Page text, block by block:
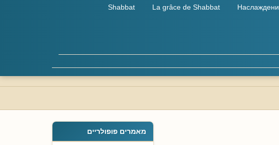
La grâce de Shabbat
Shabbat
מאמרים פופולריים